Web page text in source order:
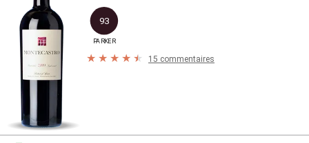
93
PARKER
15 commentaires